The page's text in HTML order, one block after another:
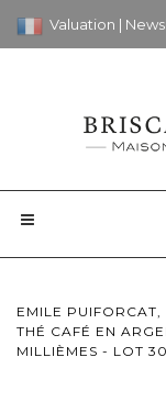
Valuation |
EMILE PUIFORCAT,
THÉ CAFÉ EN
MILLIÈMES - LOT